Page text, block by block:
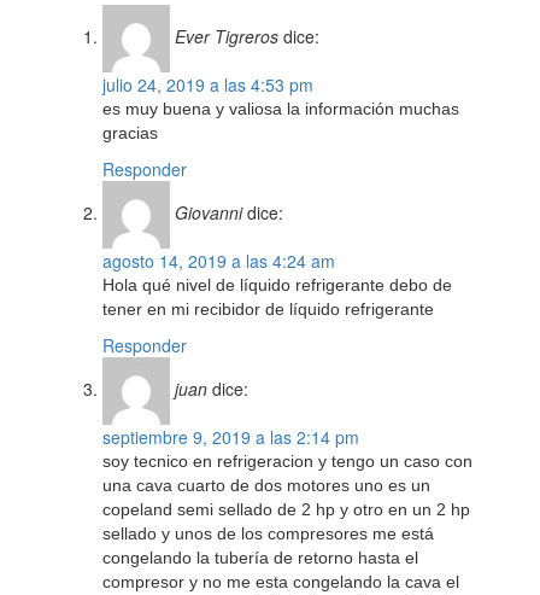
Ever Tigreros dice:
julio 24, 2019 a las 4:53 pm
es muy buena y valiosa la información muchas
gracias
Responder
Giovanni dice:
agosto 14, 2019 a las 4:24 am
Hola qué nivel de líquido refrigerante debo de
tener en mi recibidor de líquido refrigerante
Responder
juan dice:
septiembre 9, 2019 a las 2:14 pm
soy tecnico en refrigeracion y tengo un caso con
una cava cuarto de dos motores uno es un
copeland semi sellado de 2 hp y otro en un 2 hp
sellado y unos de los compresores me está
congelando la tubería de retorno hasta el
compresor y no me esta congelando la cava el